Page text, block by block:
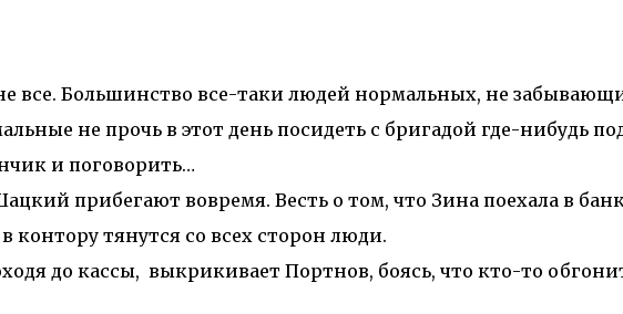
все. Большинство все-таки людей нормальных, не
не прочь в этот день посидеть с бригадой где-нибудь
и поговорить…
прибегают вовремя. Весть о том, что Зина поехала в
контору тянутся со всех сторон люди.
до кассы, выкрикивает Портнов, боясь, что кто-то